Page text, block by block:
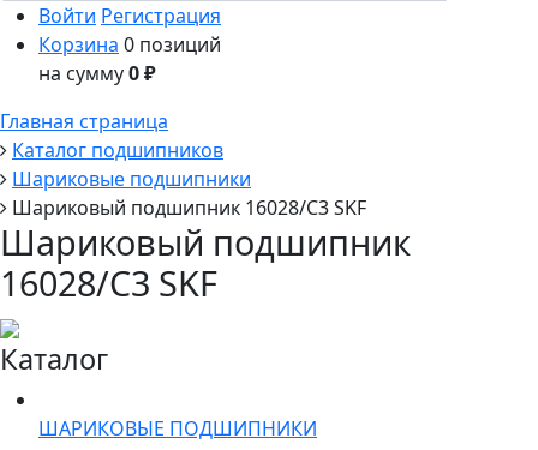
Войти Регистрация
Корзина 0 позиций
на сумму0 ₽
Главная страница
Каталог подшипников
Шариковые подшипники
Шариковый подшипник 16028/C3 SKF
Шариковый подшипник
16028/C3 SKF
Каталог
ШАРИКОВЫЕ ПОДШИПНИКИ